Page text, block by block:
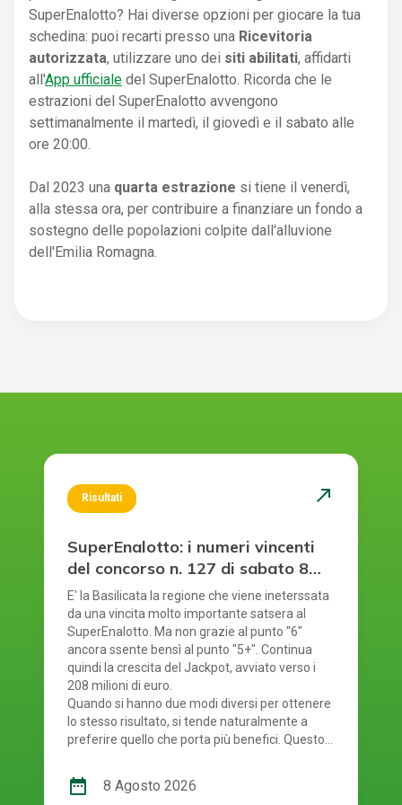
SuperEnalotto? Hai diverse opzioni per giocare la tua
schedina: puoi recarti presso una Ricevitoria
autorizzata, utilizzare uno dei siti abilitati, affidarti
all'App ufficiale del SuperEnalotto. Ricorda che le
estrazioni del SuperEnalotto avvengono
settimanalmente il martedì, il giovedì e il sabato alle
ore 20:00.
Dal 2023 una quarta estrazione si tiene il venerdì,
alla stessa ora, per contribuire a finanziare un fondo a
sostegno delle popolazioni colpite dall'alluvione
dell'Emilia Romagna.
Risultati north_east
SuperEnalotto: i numeri vincenti
del concorso n. 127 di sabato 8
agosto 2026
E' la Basilicata la regione che viene ineterssata
da una vincita molto importante satsera al
SuperEnalotto. Ma non grazie al punto "6"
ancora ssente bensì al punto "5+". Continua
quindi la crescita del Jackpot, avviato verso i
208 milioni di euro.
Quando si hanno due modi diversi per ottenere
lo stesso risultato, si tende naturalmente a
preferire quello che porta più benefici. Questo
gioca al SuperEnalotto. Infatti, per giocare al
SuperEnalotto si può scegliere tra due opzioni:
date_range 8 Agosto 2026